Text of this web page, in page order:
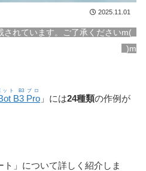
2025.11.01
れています。ご了承くださいm(_
_)m
B3 Pro
ット B3 プロ
」には24種類の作例が
」について詳しく紹介しま